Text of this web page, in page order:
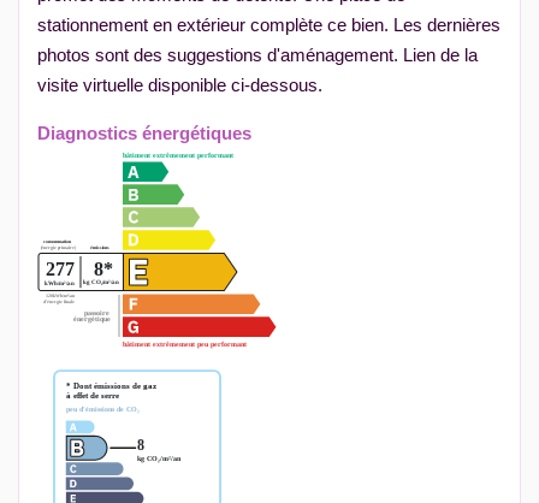
stationnement en extérieur complète ce bien. Les dernières
photos sont des suggestions d'aménagement. Lien de la
visite virtuelle disponible ci-dessous.
Diagnostics énergétiques